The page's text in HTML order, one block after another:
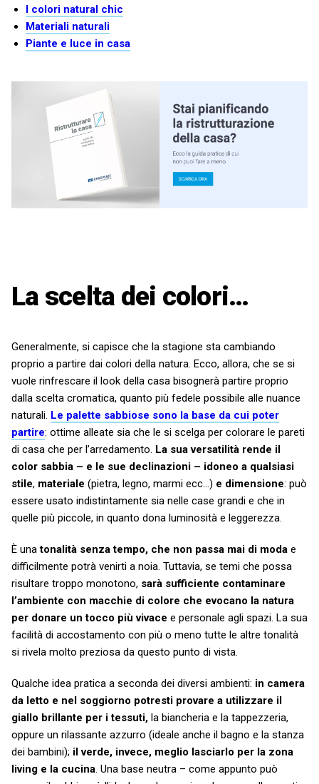
I colori natural chic
Materiali naturali
Piante e luce in casa
La scelta dei colori…
Generalmente, si capisce che la stagione sta cambiando
proprio a partire dai colori della natura. Ecco, allora, che se si
vuole rinfrescare il look della casa bisognerà partire proprio
dalla scelta cromatica, quanto più fedele possibile alle nuance
naturali. Le palette sabbiose sono la base da cui poter
partire: ottime alleate sia che le si scelga per colorare le pareti
di casa che per l’arredamento. La sua versatilità rende il
color sabbia – e le sue declinazioni – idoneo a qualsiasi
stile, materiale (pietra, legno, marmi ecc…) e dimensione: può
essere usato indistintamente sia nelle case grandi e che in
quelle più piccole, in quanto dona luminosità e leggerezza.
È unatonalità senza tempo, che non passa mai di moda e
difficilmente potrà venirti a noia. Tuttavia, se temi che possa
risultare troppo monotono, sarà sufficiente contaminare
l’ambiente con macchie di colore che evocano la natura
per donare un tocco più vivace e personale agli spazi. La sua
facilità di accostamento con più o meno tutte le altre tonalità
si rivela molto preziosa da questo punto di vista.
Qualche idea pratica a seconda dei diversi ambienti: in camera
da letto e nel soggiorno potresti provare a utilizzare il
giallo brillante per i tessuti, la biancheria e la tappezzeria,
oppure un rilassante azzurro (ideale anche il bagno e la stanza
dei bambini); il verde, invece, meglio lasciarlo per la zona
living e la cucina. Una base neutra – come appunto può